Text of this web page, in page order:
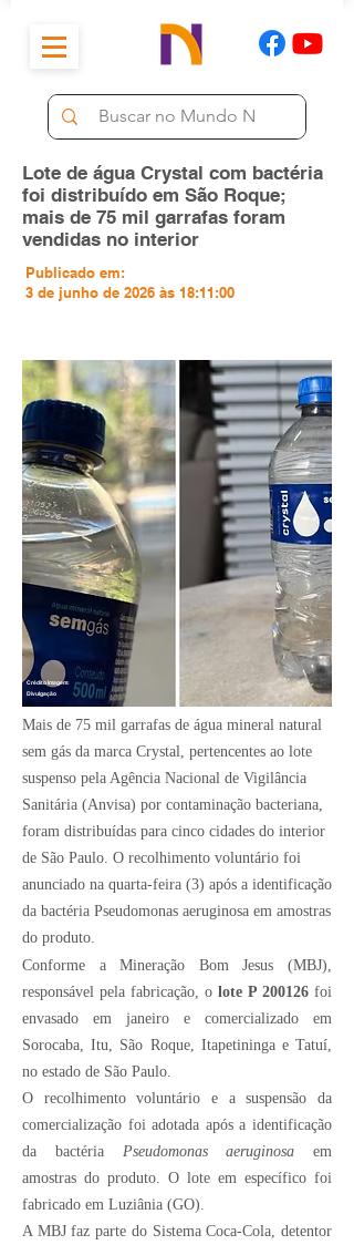
Lote de água Crystal com bactéria
foi distribuído em São Roque;
mais de 75 mil garrafas foram
vendidas no interior
Publicado em:
3 de junho de 2026 às 18:11:00
Divulgação
Crédito Imagem:
Mais de 75 mil garrafas de água mineral natural
sem gás da marca Crystal, pertencentes ao lote
suspenso pela Agência Nacional de Vigilância
Sanitária (Anvisa) por contaminação bacteriana,
foram distribuídas para cinco cidades do interior
de São Paulo. O recolhimento voluntário foi
anunciado na quarta-feira (3) após a identificação
da bactéria Pseudomonas aeruginosa em amostras
do produto.
Conforme a Mineração Bom Jesus (MBJ),
responsável pela fabricação, o lote P 200126 foi
envasado em janeiro e comercializado em
Sorocaba ,Itu São Roque, ItapetiningaeTatuí
no estado de São Paulo.
O recolhimento voluntário e a suspensão da
comercialização foi adotada após a identificação
da bactéria Pseudomonas aeruginosa em
amostras do produto. O lote em específico foi
fabricado em Luziânia (GO).
A MBJ faz parte do Sistema Coca-Cola, detentor